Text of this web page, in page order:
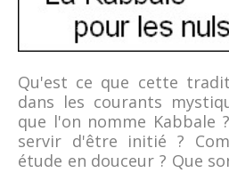
Qu'est ce que cette
dans les courants
que l'on nomme Kabbale
servir d'être initié ?
étude en douceur ? Que